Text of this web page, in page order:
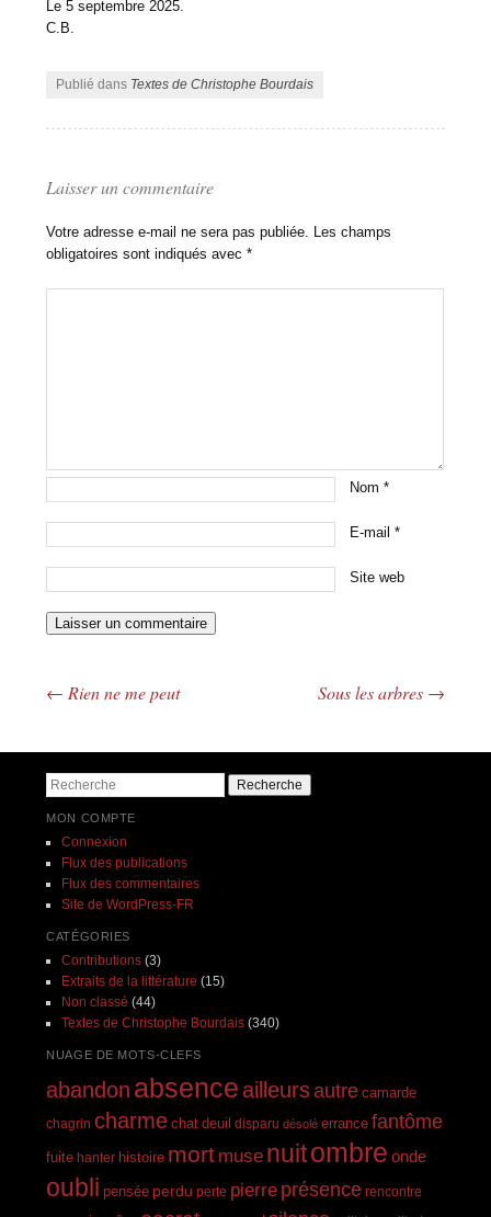
Le 5 septembre 2025.
C.B.
Publié dans Textes de Christophe Bourdais
Laisser un commentaire
Votre adresse e-mail ne sera pas publiée. Les champs
obligatoires sont indiqués avec*
Nom*
E-mail*
Site web
Navigation des articles
← Rien ne me peut Sous les arbres →
Recherche
MON COMPTE
Connexion
Flux des publications
Flux des commentaires
Site de WordPress-FR
CATÉGORIES
Contributions(3)
Extraits de la littérature (15)
Non classé (44)
Textes de Christophe Bourdais(340)
NUAGE DE MOTS-CLEFS
abandon absence ailleursautre camarde
chagrin charme chat deuil disparu désolé errance fantôme
fuite hanter histoire mort muse nuitombre onde
oubli pensée perdu perte pierre présence rencontre